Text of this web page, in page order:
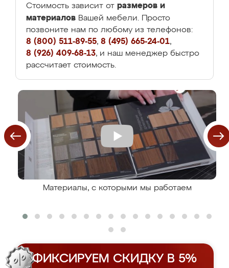
Стоимость зависит от размеров и
материалов Вашей мебели. Просто
позвоните нам по любому из телефонов:
8 (800) 511-89-55, 8 (495) 665-24-01,
8 (926) 409-68-13, и наш менеджер быстро
рассчитает стоимость.
Материалы, с которыми мы работаем
ФИКСИРУЕМ СКИДКУ В 5%